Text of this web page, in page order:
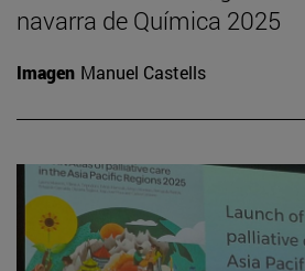
navarra de Química 2025
Imagen Manuel Castells